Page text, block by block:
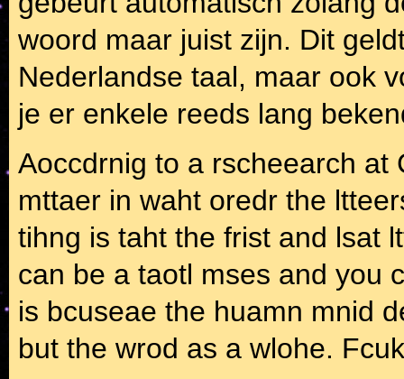
woord maar juist zijn. Dit
Nederlandse taal, maar ook
je er enkele reeds lang
Aoccdrnig to a rscheearch at
mttaer in waht oredr the
tihng is taht the frist and lsat
can be a taotl mses and you
is bcuseae the huamn mnid
but the wrod as a wlohe.